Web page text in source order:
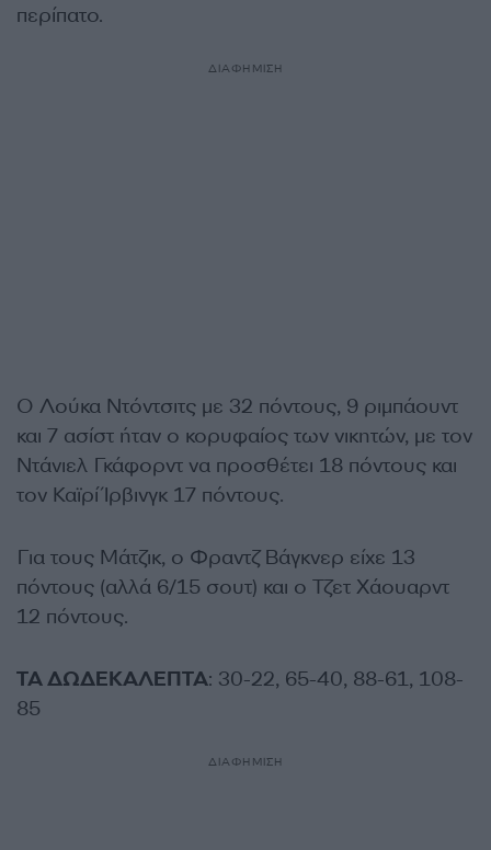
περίπατο.
ΔΙΑΦΗΜΙΣΗ
Ο Λούκα Ντόντσιτς με 32 πόντους, 9 ριμπάουντ
και 7 ασίστ ήταν ο κορυφαίος των νικητών, με τον
Ντάνιελ Γκάφορντ να προσθέτει 18 πόντους και
τον Καϊρί Ίρβινγκ 17 πόντους.
Για τους Μάτζικ, ο Φραντζ Βάγκνερ είχε 13
πόντους (αλλά 6/15 σουτ) και ο Τζετ Χάουαρντ
12 πόντους.
ΤΑ ΔΩΔΕΚΑΛΕΠΤΑ: 30-22, 65-40, 88-61, 108-
85
ΔΙΑΦΗΜΙΣΗ